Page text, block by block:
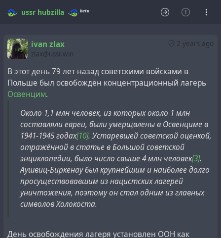
ussr hubzilla beta
2 years ago
ivan zlax
zlax@ussr.win
В этот день 79 лет назад советскими войсками в
Польше был освобождён концентрационный лагерь
Освенцим.
Около 1,1 млн человек, из которых около 1 млн
составляли евреи, были умерщвлены в Освенциме в
1941-1945 годах[10]. Устаревшей советской оценкой,
отражённой в статье в Большой советской
энциклопедии, было число свыше 4 млн человек[3].
Аушвиц-Биркенау был крупнейшим и наиболее долго
просуществовавшим из нацистских лагерей
уничтожения, поэтому он стал одним из главных
символов Холокоста.
День освобождения лагеря установлен ООН как